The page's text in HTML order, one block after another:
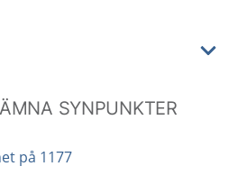
SYNPUNKTER
på 1177